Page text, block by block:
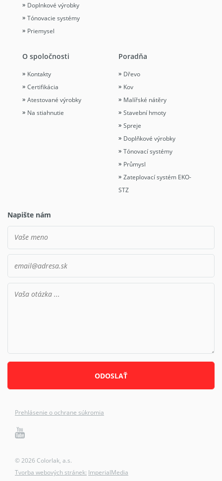
Doplnkové výrobky
Tónovacie systémy
Priemysel
O spoločnosti
Kontakty
Certifikácia
Atestované výrobky
Na stiahnutie
Poradňa
Dřevo
Kov
Malířské nátěry
Stavební hmoty
Spreje
Doplňkové výrobky
Tónovací systémy
Průmysl
Zateplovací systém EKO-
STZ
Napište nám
Prehlásenie o ochrane súkromia
© 2026 Colorlak, a.s.
Tvorba webových stránek: ImperialMedia